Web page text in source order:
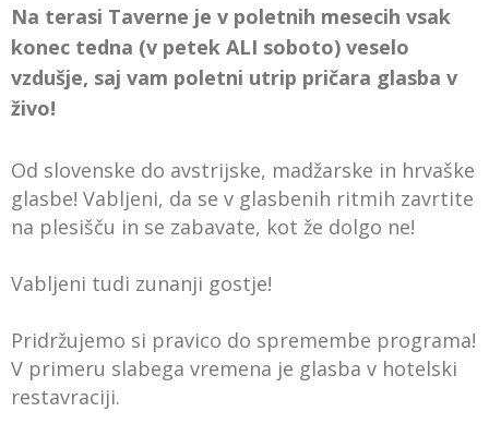
Na terasi Taverne je v poletnih mesecih vsak
konec tedna (v petek ALI soboto) veselo
vzdušje, saj vam poletni utrip pričara glasba v
živo!
Od slovenske do avstrijske, madžarske in hrvaške
glasbe! Vabljeni, da se v glasbenih ritmih zavrtite
na plesišču in se zabavate, kot že dolgo ne!
Vabljeni tudi zunanji gostje!
Pridržujemo si pravico do spremembe programa!
V primeru slabega vremena je glasba v hotelski
restavraciji.